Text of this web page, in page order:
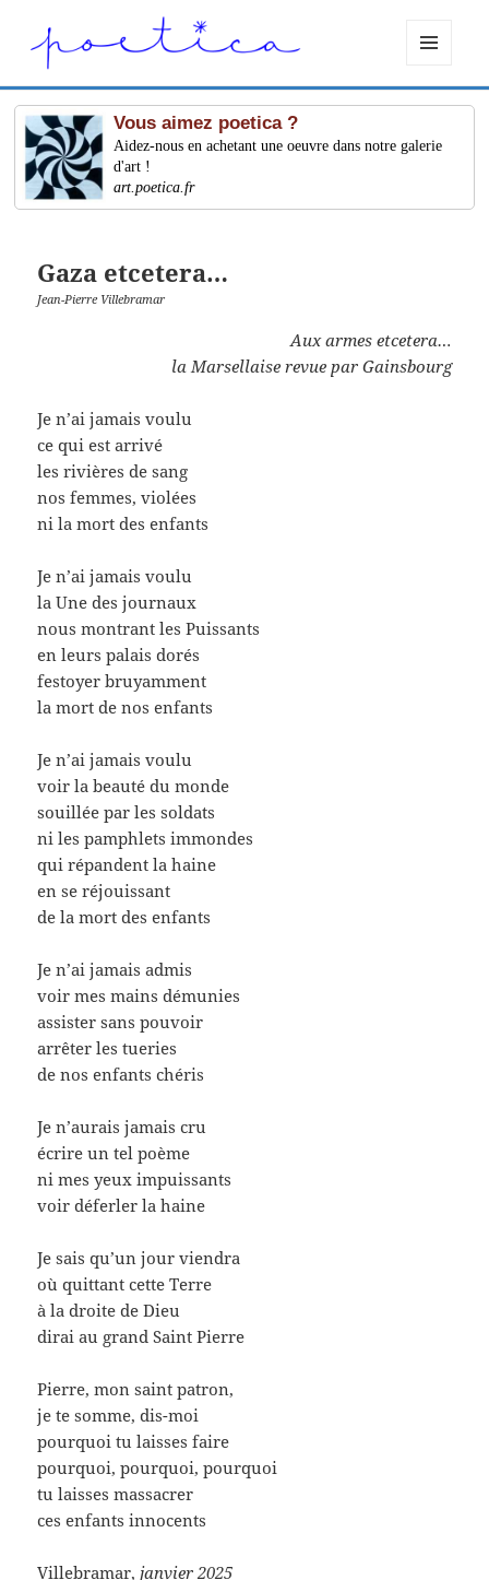
ET
WIDGETS
Vous aimez poetica ?
Aidez-nous en achetant une oeuvre dans notre galerie
d'art !
art.poetica.fr
Gaza etcetera…
Jean-Pierre Villebramar
Aux armes etcetera…
la Marsellaise revue par Gainsbourg
Je n’ai jamais voulu
ce qui est arrivé
les rivières de sang
nos femmes, violées
ni la mort des enfants
Je n’ai jamais voulu
la Une des journaux
nous montrant les Puissants
en leurs palais dorés
festoyer bruyamment
la mort de nos enfants
Je n’ai jamais voulu
voir la beauté du monde
souillée par les soldats
ni les pamphlets immondes
qui répandent la haine
en se réjouissant
de la mort des enfants
Je n’ai jamais admis
voir mes mains démunies
assister sans pouvoir
arrêter les tueries
de nos enfants chéris
Je n’aurais jamais cru
écrire un tel poème
ni mes yeux impuissants
voir déferler la haine
Je sais qu’un jour viendra
où quittant cette Terre
à la droite de Dieu
dirai au grand Saint Pierre
Pierre, mon saint patron,
je te somme, dis-moi
pourquoi tu laisses faire
pourquoi, pourquoi, pourquoi
tu laisses massacrer
ces enfants innocents
Villebramar, janvier 2025